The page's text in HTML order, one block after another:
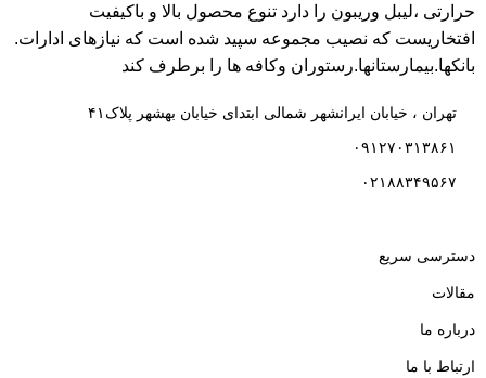
حرارتی ،لیبل وریبون را دارد تنوع محصول بالا و باکیفیت
افتخاریست که نصیب مجموعه سپید شده است که نیازهای ادارات.
بانکها.بیمارستانها.رستوران و‌کافه ها را برطرف کند
تهران ، خیابان ایرانشهر شمالی ابتدای خیابان بهشهر پلاک۴۱
۰۹۱۲۷۰۳۱۳۸۶۱
۰۲۱۸۸۳۴۹۵۶۷
دسترسی سریع
مقالات
درباره ما
ارتباط با ما